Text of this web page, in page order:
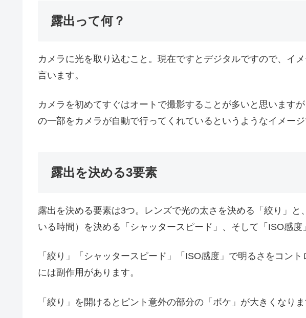
露出って何？
カメラに光を取り込むこと。現在ですとデジタルですので、イ
言います。
カメラを初めてすぐはオートで撮影することが多いと思います
の一部をカメラが自動で行ってくれているというようなイメージ
露出を決める3要素
露出を決める要素は3つ。レンズで光の太さを決める「絞り」と
いる時間）を決める「シャッタースピード」、そして「ISO感度
「絞り」「シャッタースピード」「ISO感度」で明るさをコン
には副作用があります。
「絞り」を開けるとピント意外の部分の「ボケ」が大きくなり